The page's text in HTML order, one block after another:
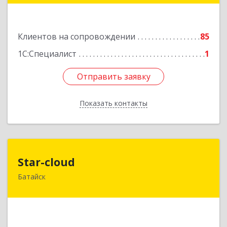
Клиентов на сопровождении
85
1С:Специалист
1
Отправить заявку
Показать контакты
Отправить заявку
Назад
Star-cloud
Батайск
346880, Ростовская обл, Батайск г, Фермерская